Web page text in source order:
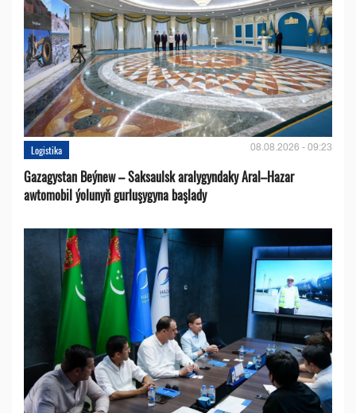
Logistika 08.08.2026 - 09:23
Gazagystan Beýnew – Saksaulsk aralygyndaky Aral–Hazar
awtomobil ýolunyň gurluşygyna başlady